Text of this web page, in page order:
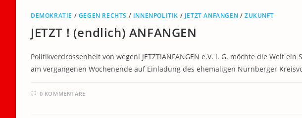
DEMOKRATIE / GEGEN RECHTS / INNENPOLITIK / JETZT ANFANGEN /ZUKUNFT
JETZT ! (endlich) ANFANGEN
Politikverdrossenheit von wegen! JETZT!ANFANGEN e.V. i. G. möchte die Welt
am vergangenen Wochenende auf Einladung des ehemaligen Nürnberger
0 KOMMENTARE